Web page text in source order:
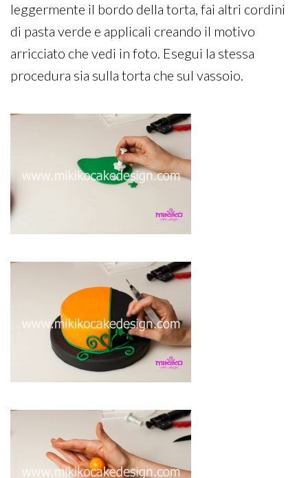
leggermente il bordo della torta, fai altri cordini
di pasta verde e applicali creando il motivo
arricciato che vedi in foto. Esegui la stessa
procedura sia sulla torta che sul vassoio.